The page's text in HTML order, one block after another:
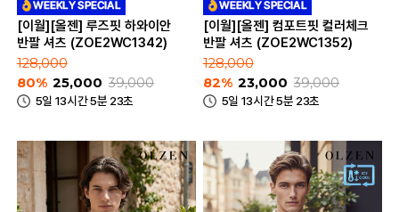
[이월][올젠] 루즈핏 하와이안
반팔 셔츠 (ZOE2WC1342)
128,000
80% 25,000 39,000
5일 13시간 5분 23초
[이월][올젠] 컴포트핏 컬러체크
반팔 셔츠 (ZOE2WC1352)
128,000
82% 23,000 39,000
5일 13시간 5분 23초